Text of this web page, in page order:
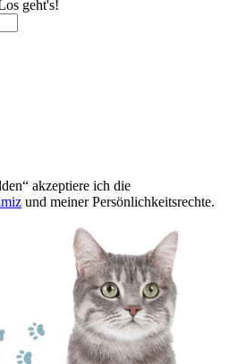
geht's!
akzeptiere ich die
und meiner Persönlichkeitsrechte.